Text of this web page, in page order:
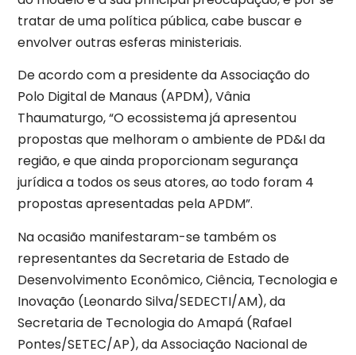
tratar de uma política pública, cabe buscar e
envolver outras esferas ministeriais.
De acordo com a presidente da Associação do
Polo Digital de Manaus (APDM), Vânia
Thaumaturgo, “O ecossistema já apresentou
propostas que melhoram o ambiente de PD&I da
região, e que ainda proporcionam segurança
jurídica a todos os seus atores, ao todo foram 4
propostas apresentadas pela APDM”.
Na ocasião manifestaram-se também os
representantes da Secretaria de Estado de
Desenvolvimento Econômico, Ciência, Tecnologia e
Inovação (Leonardo Silva/SEDECTI/AM), da
Secretaria de Tecnologia do Amapá (Rafael
Pontes/SETEC/AP), da Associação Nacional de